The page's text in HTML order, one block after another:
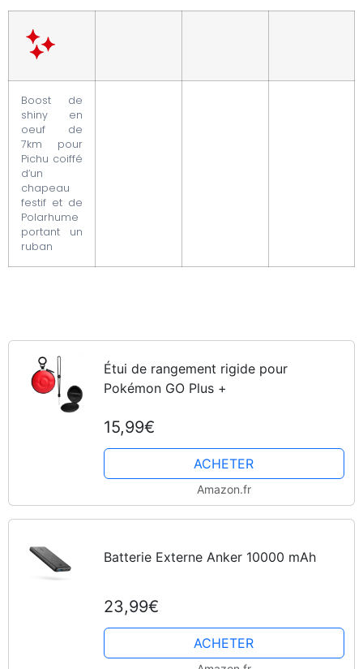
Boost de
shiny en
oeuf de
7km pour
Pichu coiffé
d’un
chapeau
festif et de
Polarhume
portant un
ruban
Étui de rangement rigide pour
Pokémon GO Plus +
15,99€
ACHETER
Amazon.fr
Batterie Externe Anker 10000 mAh
23,99€
ACHETER